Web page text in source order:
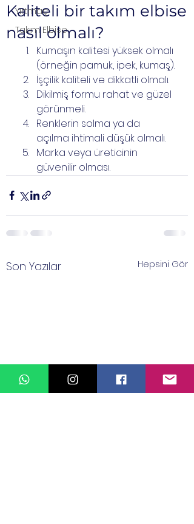
Yırtmaç
Takım Elbise
Kaliteli bir takım elbise
nasıl olmalı?
Kumaşın kalitesi yüksek olmalı
(örneğin pamuk, ipek, kumaş).
İşçilik kaliteli ve dikkatli olmalı.
Dikilmiş formu rahat ve güzel
görünmeli.
Renklerin solma ya da
açılma ihtimali düşük olmalı.
Marka veya üreticinin
güvenilir olması.
Son Yazılar Hepsini Gör